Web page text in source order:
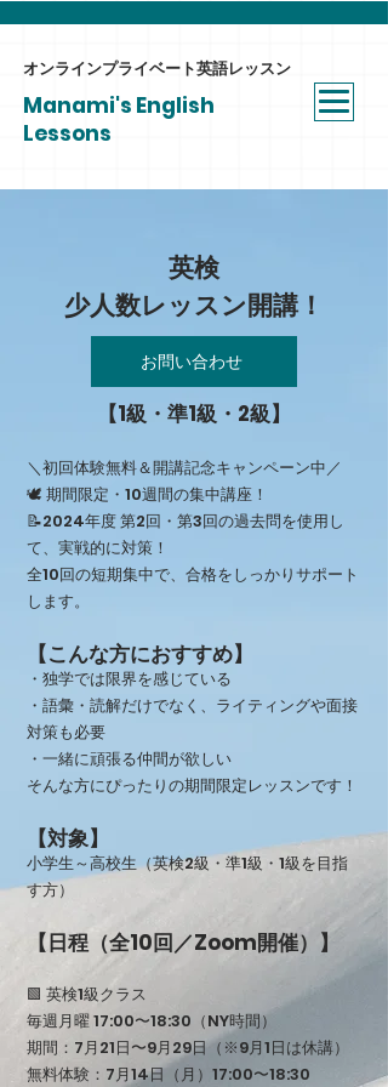
オンラインプライベート​英語レッスン
Manami's English
Lessons
英検
少人数レッスン開講！
お問い合わせ
【1級・準1級・2級】
＼初回体験無料＆開講記念キャンペーン中／
🕊️ 期間限定・10週間の集中講座！
📝2024年度 第2回・第3回の過去問を使用し
て、実戦的に対策！
全10回の短期集中で、合格をしっかりサポート
します。
【こんな方におすすめ】
・独学では限界を感じている
・語彙・読解だけでなく、ライティングや面接
対策も必要
・一緒に頑張る仲間が欲しい
そんな方にぴったりの期間限定レッスンです！
【対象】
小学生～高校生（英検2級・準1級・1級を目指
す方）
【日程（全10回／Zoom開催）】
🟩 英検1級クラス
毎週月曜 17:00〜18:30（NY時間）
期間：7月21日〜9月29日（※9月1日は休講）
無料体験：7月14日（月）17:00〜18:30